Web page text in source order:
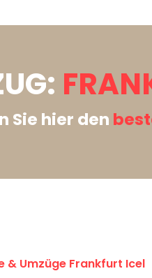
Sie hier den
& Umzüge Frankfurt Icel